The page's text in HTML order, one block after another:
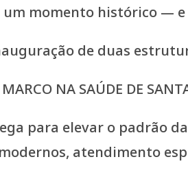
um momento histórico —
de duas
NA SAÚDE DE
para elevar o padrão
atendimento